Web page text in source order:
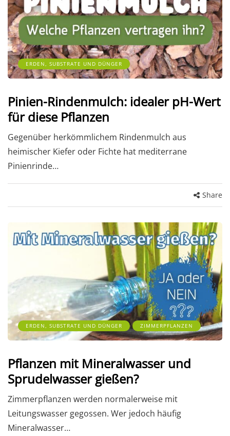
ERDEN, SUBSTRATE UND DÜNGER
Pinien-Rindenmulch: idealer pH-Wert
für diese Pflanzen
Gegenüber herkömmlichem Rindenmulch aus
heimischer Kiefer oder Fichte hat mediterrane
Pinienrinde…
Share
ERDEN, SUBSTRATE UND DÜNGER ZIMMERPFLANZEN
Pflanzen mit Mineralwasser und
Sprudelwasser gießen?
Zimmerpflanzen werden normalerweise mit
Leitungswasser gegossen. Wer jedoch häufig
Mineralwasser…